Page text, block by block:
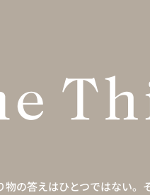
物の答えはひとつではない。